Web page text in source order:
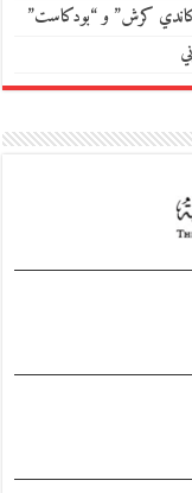
“كاندي كرش” و “بودكاست”